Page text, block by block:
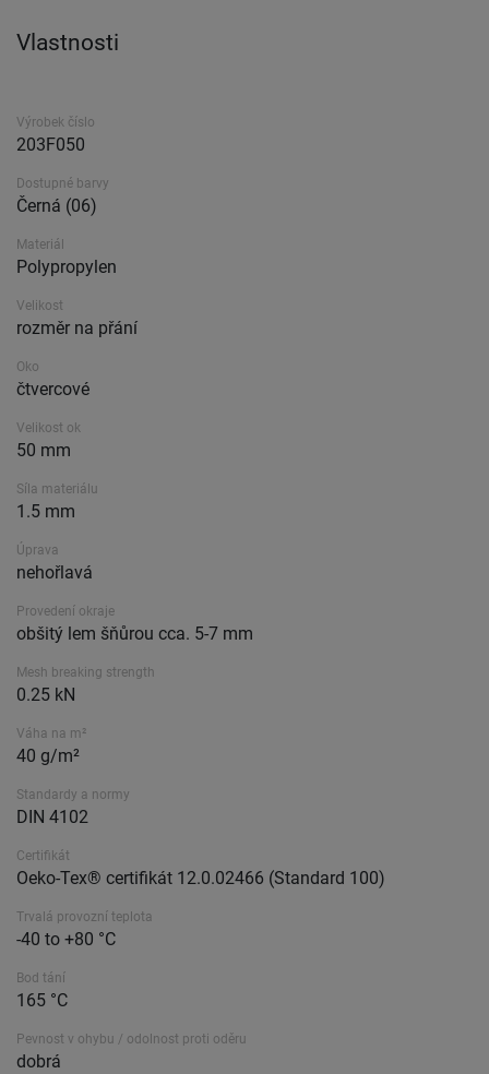
Vlastnosti
Výrobek číslo
203F050
Dostupné barvy
Černá (06)
Materiál
Polypropylen
Velikost
rozměr na přání
Oko
čtvercové
Velikost ok
50 mm
Síla materiálu
1.5 mm
Úprava
nehořlavá
Provedení okraje
obšitý lem šňůrou cca. 5-7 mm
Mesh breaking strength
0.25 kN
Váha na m²
40 g/m²
Standardy a normy
DIN 4102
Certifikát
Oeko-Tex® certifikát 12.0.02466 (Standard 100)
Trvalá provozní teplota
-40 to +80 °C
Bod tání
165 °C
Pevnost v ohybu / odolnost proti oděru
dobrá